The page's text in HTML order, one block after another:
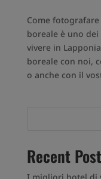
Come fotografare
boreale è uno
vivere in
boreale con noi,
o anche con il
Recent